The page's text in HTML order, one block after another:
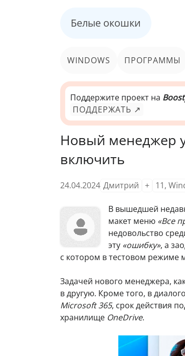
Белые окошки
WINDOWS ПРОГРАММЫ
Поддержите проект на
ПОДДЕРЖАТЬ ↗
Новый менеджер
включить
24.04.2024 Дмитрий + 11,
В вышедшей
макет меню «Все
недовольство
эту «ошибку», а
с котором в тестовом
Задачей нового менеджера,
в другую. Кроме того, в
Microsoft 365, срок действия
хранилище OneDrive.